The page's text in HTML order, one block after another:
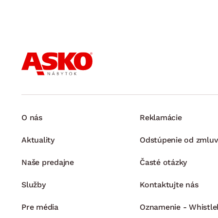
O nás
Aktuality
Naše predajne
Služby
Pre média
Reklamácie
Odstúpenie od
Časté otázky
Kontaktujte nás
Oznamenie -